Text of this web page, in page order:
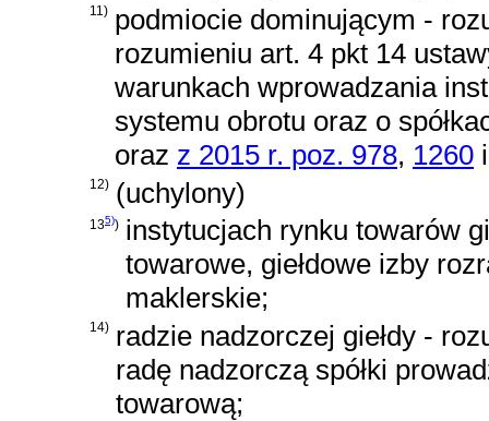
11) podmiocie dominującym -
rozumieniu art. 4 pkt 14
warunkach wprowadzania
systemu obrotu oraz o
oraz z 2015 r. poz. 978, 1260
12) (uchylony)
135)) instytucjach rynku towarów
towarowe, giełdowe izby
maklerskie;
14) radzie nadzorczej giełdy -
radę nadzorczą spółki
towarową;